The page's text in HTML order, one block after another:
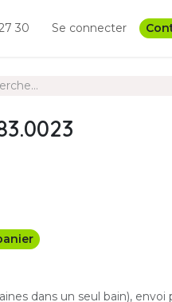
30 Se connecter
dans un seul bain), envoi